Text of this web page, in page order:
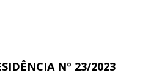
Nº 23/2023